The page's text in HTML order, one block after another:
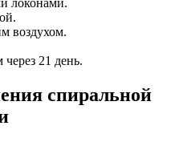
воздухом.
21 день.
спиральной